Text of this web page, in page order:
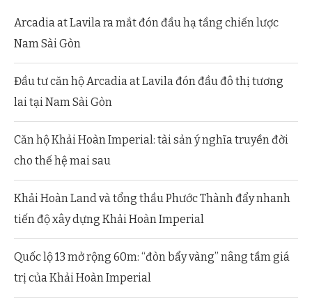
Arcadia at Lavila ra mắt đón đầu hạ tầng chiến lược
Nam Sài Gòn
Đầu tư căn hộ Arcadia at Lavila đón đầu đô thị tương
lai tại Nam Sài Gòn
Căn hộ Khải Hoàn Imperial: tài sản ý nghĩa truyền đời
cho thế hệ mai sau
Khải Hoàn Land và tổng thầu Phước Thành đẩy nhanh
tiến độ xây dựng Khải Hoàn Imperial
Quốc lộ 13 mở rộng 60m: “đòn bẩy vàng” nâng tầm giá
trị của Khải Hoàn Imperial